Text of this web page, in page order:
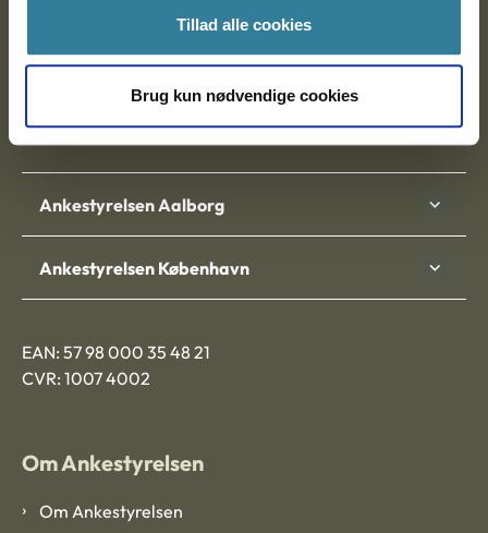
Tillad alle cookies
Brug kun nødvendige cookies
Nytorv 7, 2. sal
9000 Aalborg
Ankestyrelsen Aalborg
Ankestyrelsen København
EAN: 57 98 000 35 48 21
CVR: 1007 4002
Om Ankestyrelsen
Om Ankestyrelsen